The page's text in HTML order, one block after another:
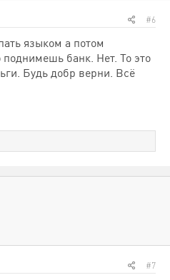
#6
языком а потом
банк. Нет. То это
Будь добр верни. Всё
#7